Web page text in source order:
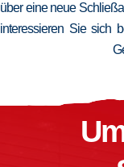
über eine neue
interessieren Sie sich